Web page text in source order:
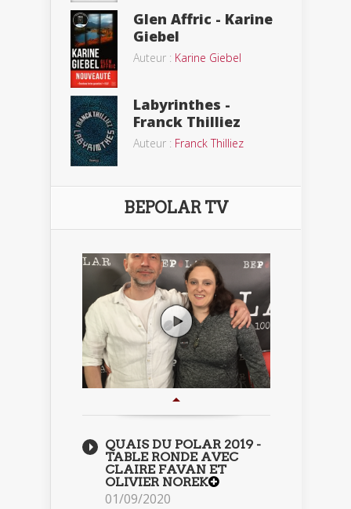
Glen Affric - Karine
Giebel
Auteur : Karine Giebel
Labyrinthes -
Franck Thilliez
Auteur : Franck Thilliez
BEPOLAR TV
QUAIS DU POLAR 2019 -
TABLE RONDE AVEC
CLAIRE FAVAN ET
OLIVIER NOREK
01/09/2020